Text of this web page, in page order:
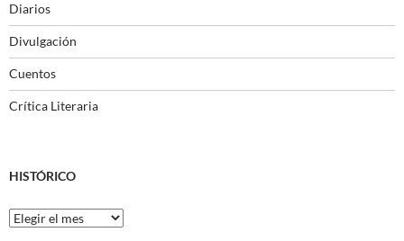
Diarios
Divulgación
Cuentos
Crítica Literaria
HISTÓRICO
Histórico